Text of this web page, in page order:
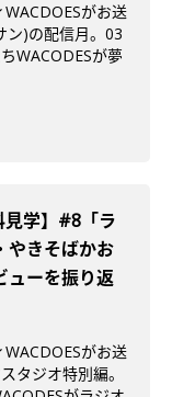
がお送
ン)の配信月。03
WACODESが夢
見学】#8「ラ
やきそばかお
ューを振り返
がお送
タジオ特別編。